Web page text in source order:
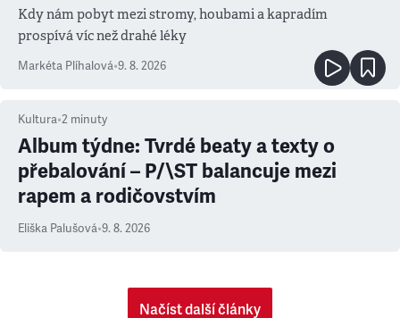
Kdy nám pobyt mezi stromy, houbami a kapradím
prospívá víc než drahé léky
Markéta Plíhalová•9. 8. 2026
Kultura•2 minuty
Album týdne: Tvrdé beaty a texty o
přebalování – P/\ST balancuje mezi
rapem a rodičovstvím
Eliška Palušová•9. 8. 2026
Načíst další články